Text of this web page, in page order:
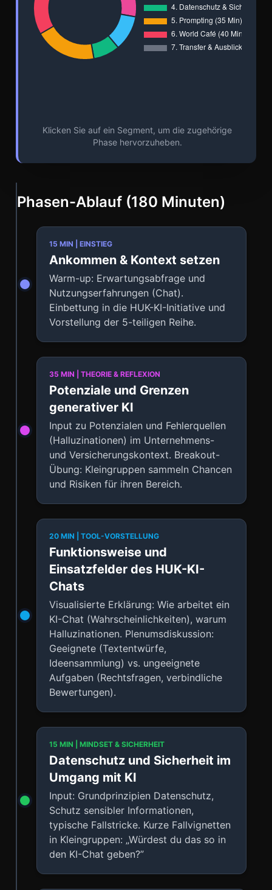
Klicken Sie auf ein Segment, um die zugehörige
Phase hervorzuheben.
Phasen-Ablauf (180 Minuten)
15 MIN | EINSTIEG
Ankommen & Kontext setzen
Warm-up: Erwartungsabfrage und
Nutzungserfahrungen (Chat).
Einbettung in die HUK-KI-Initiative und
Vorstellung der 5-teiligen Reihe.
35 MIN | THEORIE & REFLEXION
Potenziale und Grenzen
generativer KI
Input zu Potenzialen und Fehlerquellen
(Halluzinationen) im Unternehmens-
und Versicherungskontext. Breakout-
Übung: Kleingruppen sammeln Chancen
und Risiken für ihren Bereich.
20 MIN | TOOL-VORSTELLUNG
Funktionsweise und
Einsatzfelder des HUK-KI-
Chats
Visualisierte Erklärung: Wie arbeitet ein
KI-Chat (Wahrscheinlichkeiten), warum
Halluzinationen. Plenumsdiskussion:
Geeignete (Textentwürfe,
Ideensammlung) vs. ungeeignete
Aufgaben (Rechtsfragen, verbindliche
Bewertungen).
15 MIN | MINDSET & SICHERHEIT
Datenschutz und Sicherheit im
Umgang mit KI
Input: Grundprinzipien Datenschutz,
Schutz sensibler Informationen,
typische Fallstricke. Kurze Fallvignetten
in Kleingruppen: „Würdest du das so in
den KI-Chat geben?”